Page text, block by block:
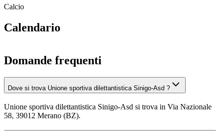
Calcio
Calendario
Domande frequenti
Dove si trova Unione sportiva dilettantistica Sinigo-Asd ?
Unione sportiva dilettantistica Sinigo-Asd si trova in Via Nazionale
58, 39012 Merano (BZ).